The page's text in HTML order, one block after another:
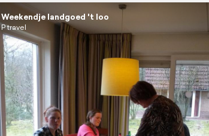
Weekendje landgoed 't loo
P travel